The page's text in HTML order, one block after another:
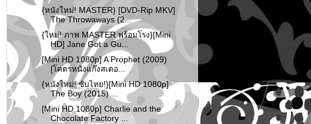
{หนังใหม่! MASTER} [DVD-Rip MKV]
The Throwaways (2...
{ใหม่! ภาพ MASTER พร้อมโรง}[Mini
HD] Jane Got a Gu...
[Mini HD 1080p] A Prophet (2009)
[โคตรหนังแก๊งสเตอ...
{หนังใหม่! ซับไทย!}[Mini HD 1080p]
The Boy (2015) ...
[Mini HD 1080p] Charlie and the
Chocolate Factory ...